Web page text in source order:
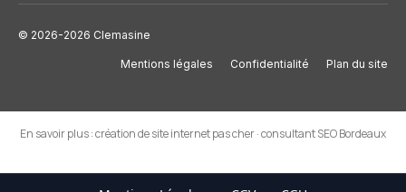
© 2026-2026 Clemasine
Mentions légales Confidentialité Plan du site
En savoir plus :création de site internet pas cher·consultant SEO Bordeaux